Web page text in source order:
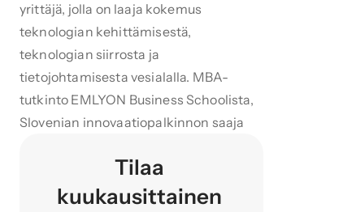
yrittäjä, jolla on laaja kokemus
teknologian kehittämisestä,
teknologian siirrosta ja
tietojohtamisesta vesialalla. MBA-
tutkinto EMLYON Business Schoolista,
Slovenian innovaatiopalkinnon saaja
Tilaa
kuukausittainen